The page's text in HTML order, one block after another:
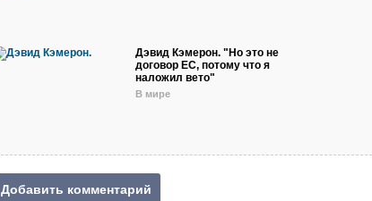
Дэвид Кэмерон. "Но это не
договор ЕС, потому что я
наложил вето"
В мире
Добавить комментарий